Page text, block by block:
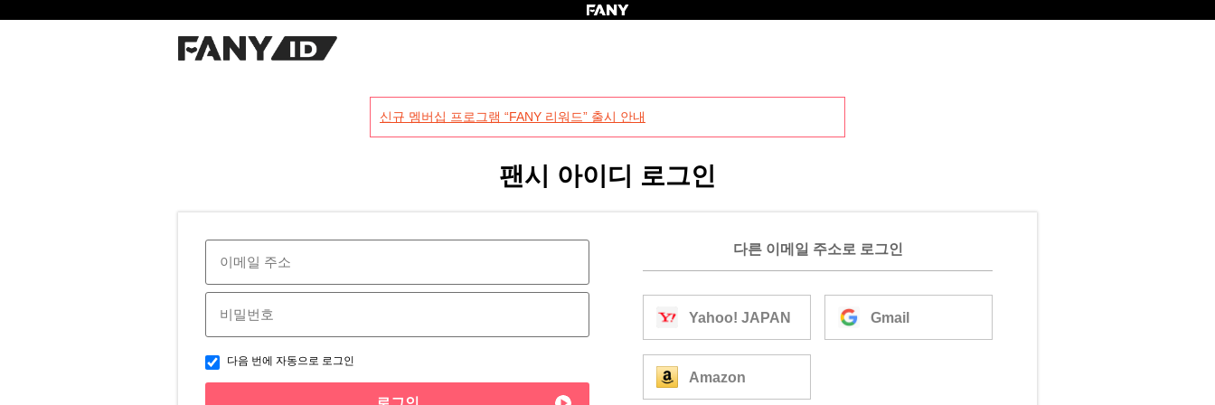
신규 멤버십 프로그램 “FANY 리워드” 출시 안내
팬시 아이디 로그인
다음 번에 자동으로 로그인
다른 이메일 주소로 로그인
Yahoo! JAPAN Gmail
Amazon